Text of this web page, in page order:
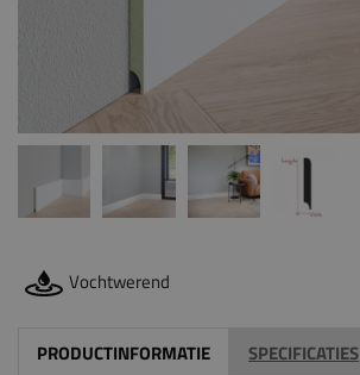
Vochtwerend
PRODUCTINFORMATIE SPECIFICATIES